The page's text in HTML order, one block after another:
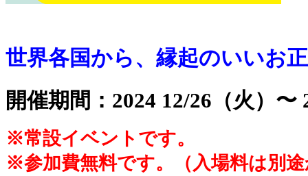
世界各国から、縁起のいいお
開催期間：2024 12/26（火） 〜
※常設イベントです。
※参加費無料です。（入場料は別